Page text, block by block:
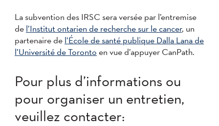
La subvention des IRSC sera versée par l’entremise
de l’Institut ontarien de recherche sur le cancer, un
partenaire de l’École de santé publique Dalla Lana de
l’Université de Toronto en vue d’appuyer CanPath.
Pour plus d’informations ou
pour organiser un entretien,
veuillez contacter: